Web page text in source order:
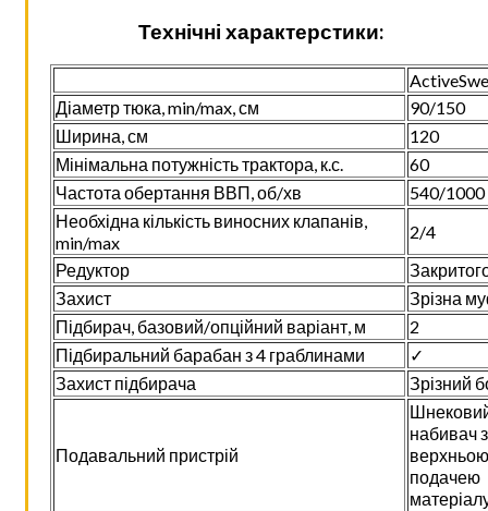
Технічні характерстики:
Діаметр тюка, min/max, см
90/150
Ширина, см
120
Мінімальна потужність трактора, к.с.
60
Частота обертання ВВП, об/хв
540/1000
Необхідна кількість виносних клапанів,
min/max
2/4
Редуктор
Захист
Зрізна
Підбирач, базовий/опційний варіант, м
2
Підбиральний барабан з 4 граблинами
✓
Захист підбирача
Зрізний
Подавальний пристрій
набивач з
верхньою
подачею